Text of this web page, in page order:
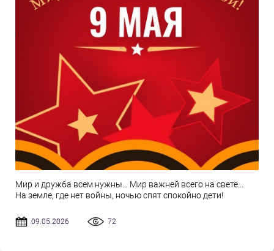
Мир и дружба всем нужны... Мир важней всего на свете...
На земле, где нет войны, ночью спят спокойно дети!
09.05.2026 72